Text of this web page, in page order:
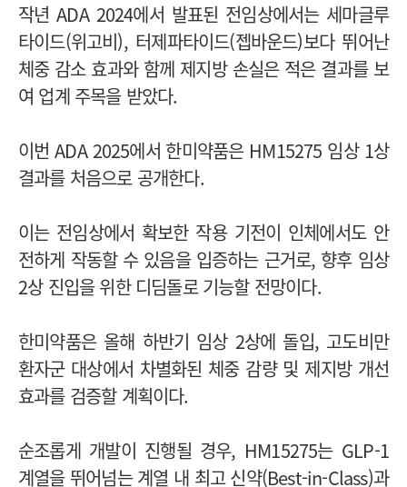
작년 ADA 2024에서 발표된 전임상에서는 세마글루
타이드(위고비), 터제파타이드(젭바운드)보다 뛰어난
체중 감소 효과와 함께 제지방 손실은 적은 결과를 보
여 업계 주목을 받았다.
이번 ADA 2025에서 한미약품은 HM15275 임상 1상
결과를 처음으로 공개한다.
이는 전임상에서 확보한 작용 기전이 인체에서도 안
전하게 작동할 수 있음을 입증하는 근거로, 향후 임상
2상 진입을 위한 디딤돌로 기능할 전망이다.
한미약품은 올해 하반기 임상 2상에 돌입, 고도비만
환자군 대상에서 차별화된 체중 감량 및 제지방 개선
효과를 검증할 계획이다.
순조롭게 개발이 진행될 경우, HM15275는 GLP-1
계열을 뛰어넘는 계열 내 최고 신약(Best-in-Class)과